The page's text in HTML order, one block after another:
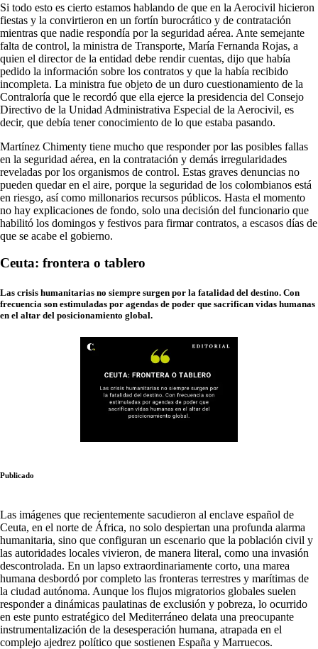
Si todo esto es cierto estamos hablando de que en la Aerocivil hicieron
fiestas y la convirtieron en un fortín burocrático y de contratación
mientras que nadie respondía por la seguridad aérea. Ante semejante
falta de control, la ministra de Transporte, María Fernanda Rojas, a
quien el director de la entidad debe rendir cuentas, dijo que había
pedido la información sobre los contratos y que la había recibido
incompleta. La ministra fue objeto de un duro cuestionamiento de la
Contraloría que le recordó que ella ejerce la presidencia del Consejo
Directivo de la Unidad Administrativa Especial de la Aerocivil, es
decir, que debía tener conocimiento de lo que estaba pasando.
Martínez Chimenty tiene mucho que responder por las posibles fallas
en la seguridad aérea, en la contratación y demás irregularidades
reveladas por los organismos de control. Estas graves denuncias no
pueden quedar en el aire, porque la seguridad de los colombianos está
en riesgo, así como millonarios recursos públicos. Hasta el momento
no hay explicaciones de fondo, solo una decisión del funcionario que
habilitó los domingos y festivos para firmar contratos, a escasos días de
que se acabe el gobierno.
Ceuta: frontera o tablero
Las crisis humanitarias no siempre surgen por la fatalidad del destino. Con
frecuencia son estimuladas por agendas de poder que sacrifican vidas humanas
en el altar del posicionamiento global.
Publicado
Las imágenes que recientemente sacudieron al enclave español de
Ceuta, en el norte de África, no solo despiertan una profunda alarma
humanitaria, sino que configuran un escenario que la población civil y
las autoridades locales vivieron, de manera literal, como una invasión
descontrolada. En un lapso extraordinariamente corto, una marea
humana desbordó por completo las fronteras terrestres y marítimas de
la ciudad autónoma. Aunque los flujos migratorios globales suelen
responder a dinámicas paulatinas de exclusión y pobreza, lo ocurrido
en este punto estratégico del Mediterráneo delata una preocupante
instrumentalización de la desesperación humana, atrapada en el
complejo ajedrez político que sostienen España y Marruecos.